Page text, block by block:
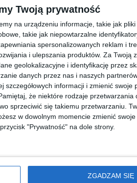
Twoją prywatność
na urządzeniu informacje, takie jak
takie jak niepowtarzalne
spersonalizowanych reklam i
i ulepszania produktów. Za Twoją
geolokalizacyjne i identyfikację przez
danych przez nas i naszych
szczegółowych informacji i zmienić swoje
że niektóre rodzaje przetwarzania
sprzeciwić się takiemu przetwarzaniu.
w dowolnym momencie zmienić
"Prywatność" na dole strony.
ZGADZAM SIĘ
Dodaj do ulubionych
Łazienka - nowoczesna i
klasy